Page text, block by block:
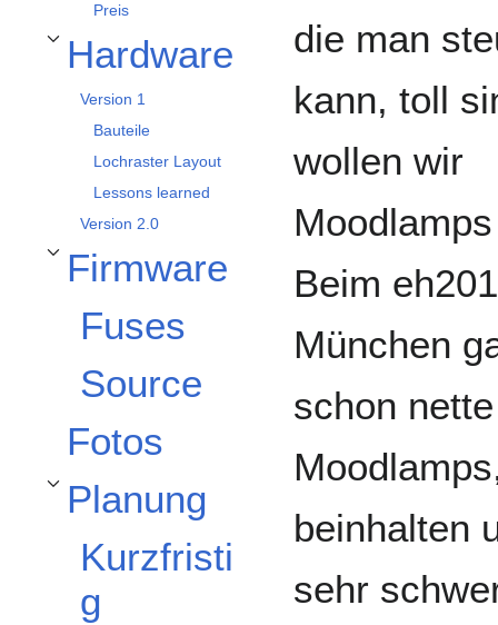
Preis
Hardware
Unterabschnitt Hardware umschalten
Version 1
Bauteile
Lochraster Layout
Lessons learned
Version 2.0
Firmware
Unterabschnitt Firmware umschalten
Fuses
Source
Fotos
Planung
Unterabschnitt Planung umschalten
Kurzfristi
g
die man
kann, toll
wollen wir
Beim
München
schon nette
beinhalten
sehr